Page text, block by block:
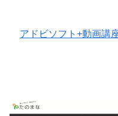
アドビソフト+動画講